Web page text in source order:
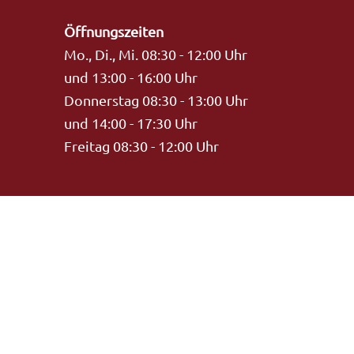
Öffnungszeiten
Mo., Di., Mi. 08:30 - 12:00 Uhr
und 13:00 - 16:00 Uhr
Donnerstag 08:30 - 13:00 Uhr
und 14:00 - 17:30 Uhr
Freitag 08:30 - 12:00 Uhr